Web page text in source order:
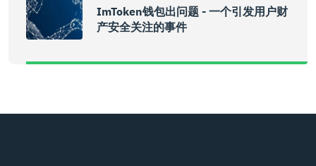
ImToken钱包出问题 - 一个引发用户财
产安全关注的事件